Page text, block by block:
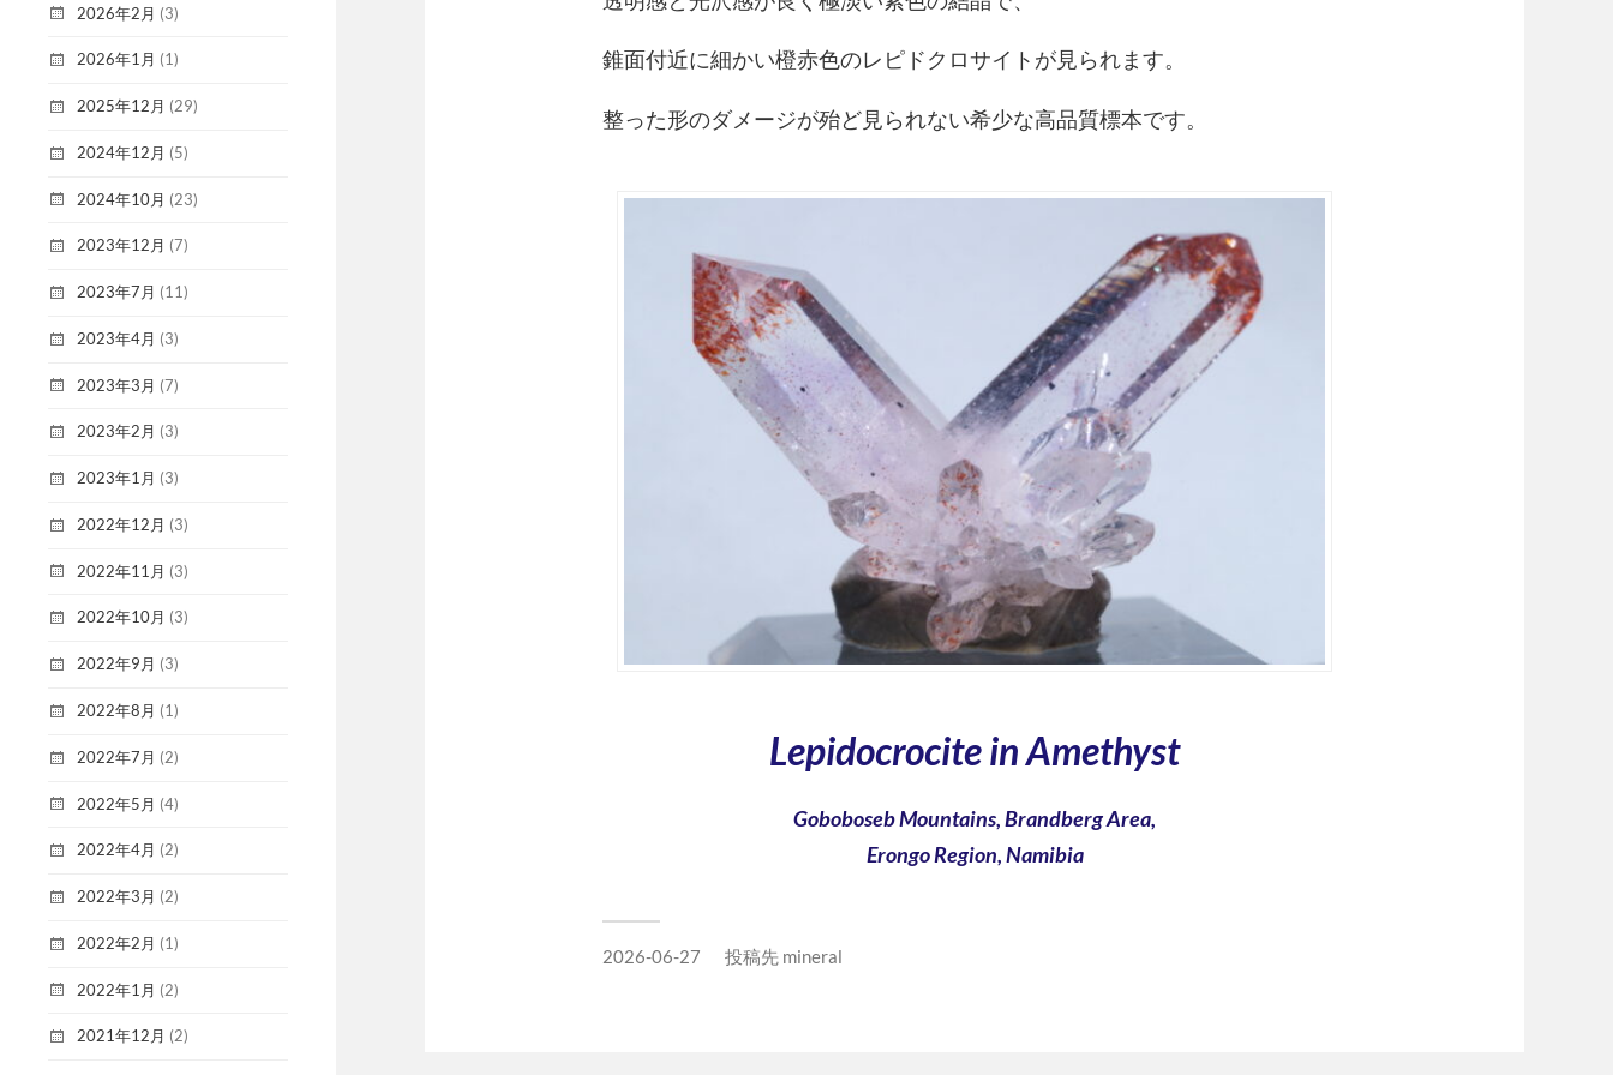
2026年2月 (3)
2026年1月 (1)
2025年12月 (29)
2024年12月 (5)
2024年10月 (23)
2023年12月 (7)
2023年7月 (11)
2023年4月 (3)
2023年3月 (7)
2023年2月 (3)
2023年1月 (3)
2022年12月 (3)
2022年11月 (3)
2022年10月 (3)
2022年9月 (3)
2022年8月 (1)
2022年7月 (2)
2022年5月 (4)
2022年4月 (2)
2022年3月 (2)
2022年2月 (1)
2022年1月 (2)
2021年12月 (2)
錐面付近に細かい橙赤色のレピドクロサイトが見られます。
整った形のダメージが殆ど見られない希少な高品質標本です。
Lepidocrocite in Amethyst
Goboboseb Mountains, Brandberg Area,
Erongo Region, Namibia
2026-06-27 投稿先 mineral